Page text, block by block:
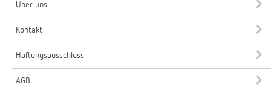
Über uns
Kontakt
Haftungsausschluss
AGB